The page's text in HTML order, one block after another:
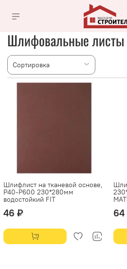
Шлифовальные листы
Шлифлист на тканевой основе,
Р40-P600 230*280мм
водостойкий FIT
46 ₽ 64